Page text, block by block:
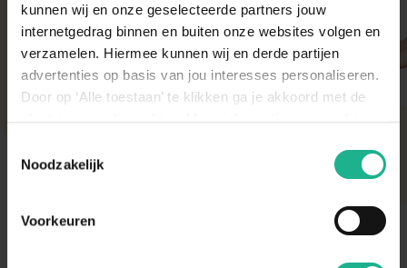
kunnen wij en onze geselecteerde partners jouw
internetgedrag binnen en buiten onze websites volgen en
verzamelen. Hiermee kunnen wij en derde partijen
advertenties op basis van jou interesses personaliseren.
Door op ‘Alle toestaan’ te klikken ga je akkoord met de
decookieverklaring op onze website.
Noodzakelijk
Voorkeuren
Onze kamer- en tuinplanten komen elke ochtend
direct van de kweker binnen. Verser kan niet!
Zodra de planten bij ons binnen zijn, vindt er altijd
een kwaliteitscontrole en strenge keuring plaats.
diezelfde dag nog verstuurd om de beste kwaliteit